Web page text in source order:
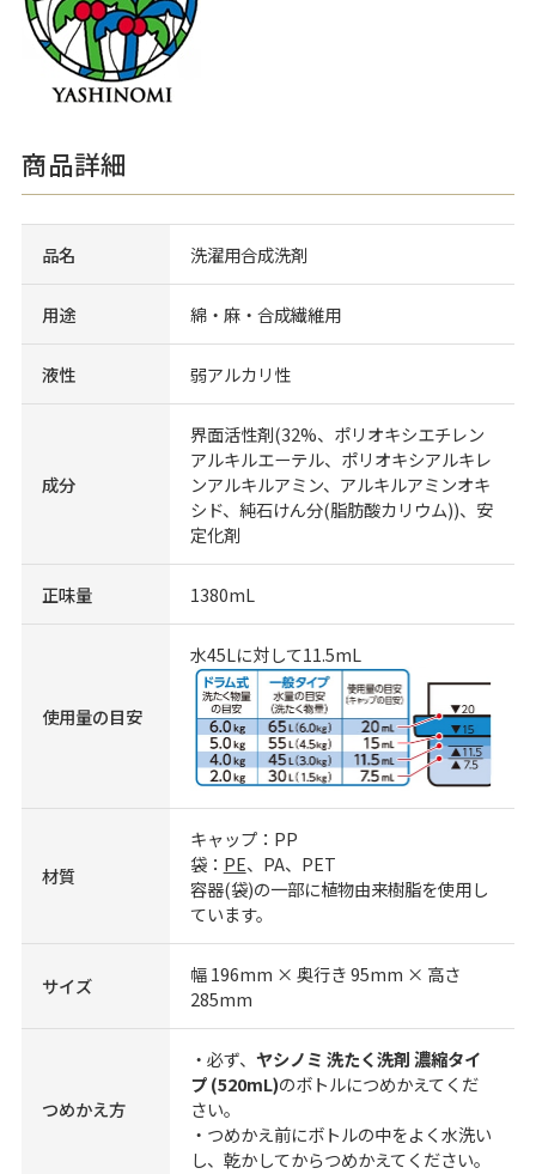
商品詳細
品名 洗濯用合成洗剤
用途 綿・麻・合成繊維用
液性 弱アルカリ性
成分
界面活性剤(32%、ポリオキシエチレン
アルキルエーテル、ポリオキシアルキレ
ンアルキルアミン、アルキルアミンオキ
シド、純石けん分(脂肪酸カリウム))、安
定化剤
正味量 1380mL
使用量の目安
水45Lに対して11.5mL
材質
キャップ：PP
袋： PE、PA、PET
容器(袋)の一部に植物由来樹脂を使用し
ています。
サイズ
幅 196mm × 奥行き 95mm × 高さ
285mm
つめかえ方
・必ず、 ヤシノミ 洗たく洗剤 濃縮タイ
プ (520mL)のボトルにつめかえてくだ
さい。
・つめかえ前にボトルの中をよく水洗い
し、乾かしてからつめかえてください。